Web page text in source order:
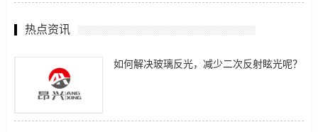
热点资讯
如何解决玻璃反光，减少二次反射眩光呢？